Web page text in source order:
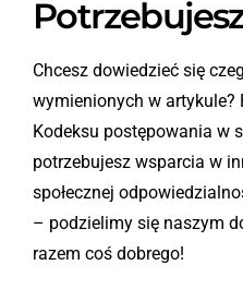
Chcesz dowiedzieć się
wymienionych w artykule?
Kodeksu postępowania w
potrzebujesz wsparcia w
społecznej
– podzielimy się naszym
razem coś dobrego!